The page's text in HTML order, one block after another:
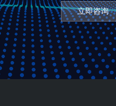
立即咨询